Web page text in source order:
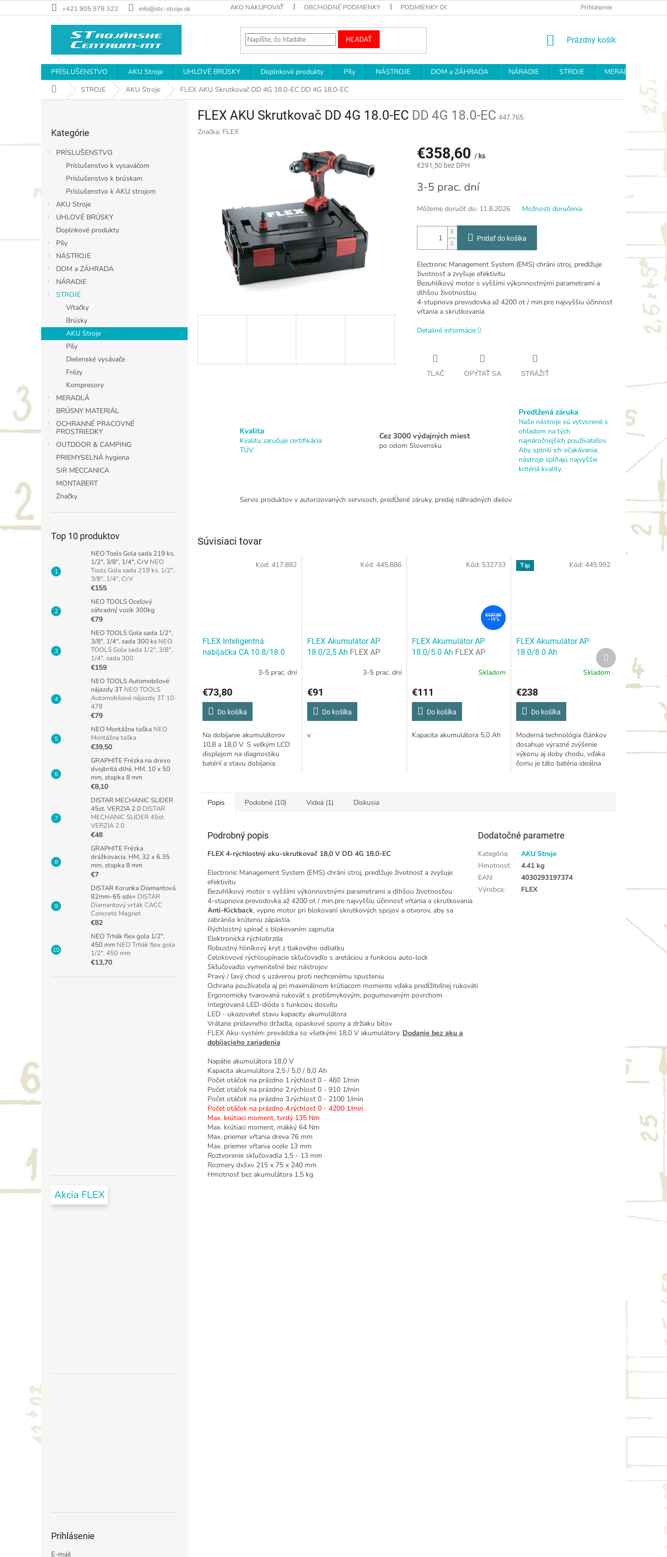
na
+421 905 978 322 info@stc-stroje.sk AKO NAKUPOVAŤ OBCHODNÉ PODMIENKY PODMIENKY OCHRANY OSOBNÝCH ÚDAJOV REKLAMAČNÝ PROTOKOL
Prihlásenie
HĽADAŤ
NÁKUPNÝ
Prázdny košík
PRÍSLUŠENSTVO AKU Stroje UHLOVÉ BRÚSKY Doplnkové produkty Píly NÁSTROJE DOM a ZÁHRADA NÁRADIE STROJE MERADLÁ
DomovSTROJE AKU Stroje FLEX AKU Skrutkovač DD 4G 18.0-EC DD 4G 18.0-EC
ý
e
kategórie
Kategórie
PRÍSLUŠENSTVO
Príslušenstvo k vysaváčom
Príslušenstvo k brúskam
Príslušenstvo k AKU strojom
AKU Stroje
UHLOVÉ BRÚSKY
Doplnkové produkty
Píly
NÁSTROJE
DOM a ZÁHRADA
NÁRADIE
STROJE
Vŕtačky
Brúsky
AKU Stroje
Píly
Dielenské vysávače
Frézy
Kompresory
MERADLÁ
BRÚSNY MATERIÁL
OCHRANNÉ PRACOVNÉ
PROSTRIEDKY
OUTDOOR & CAMPING
PRIEMYSELNÁ hygiena
SIR MECCANICA
MONTABERT
Značky
Top 10 produktov
NEO Tools Gola sada 219 ks,
1/2", 3/8", 1/4", CrV NEO
Tools Gola sada 219 ks, 1/2",
3/8", 1/4", CrV
€155
NEO TOOLS Oceľový
záhradný vozík 300kg
€79
NEO TOOLS Gola sada 1/2",
3/8", 1/4", sada 300 ks NEO
TOOLS Gola sada 1/2", 3/8",
1/4", sada 300
€159
NEO TOOLS Automobilové
nájazdy 3T NEO TOOLS
Automobilové nájazdy 3T 10-
478
€79
NEO Montážna taška NEO
Montážna taška
€39,50
GRAPHITE Frézka na drevo
dvojbritá dlhá, HM, 10 x 50
mm, stopka 8 mm
€8,10
DISTAR MECHANIC SLIDER
45st. VERZIA 2.0 DISTAR
MECHANIC SLIDER 45st.
VERZIA 2.0
€48
GRAPHITE Frézka
drážkovacia, HM, 32 x 6.35
mm, stopka 8 mm
€7
DISTAR Korunka Diamantová
82mm-65 sds+ DISTAR
Diamantový vrták CACC
Concrete Magnet
€82
NEO Trhák flex gola 1/2",
450 mm NEO Trhák flex gola
1/2", 450 mm
€13,70
Akcia FLEX
Prihlásenie
E-mail
FLEX AKU Skrutkovač DD 4G 18.0-EC DD 4G 18.0-EC 447.765
Značka: FLEX
€358,60 / ks
€291,50 bez DPH
cena:
3-5 prac. dní
Môžeme doručiť do: 11.8.2026 Možnosti doručenia
Pridať do košíka
Electronic Management System (EMS) chráni stroj, predlžuje
životnosť a zvyšuje efektivitu
Bezuhlíkový motor s vyššími výkonnostnými parametrami a
dlhšou životnosťou
4-stupnova prevodovka až 4200 ot / min.pre najvyššiu účinnosť
vŕtania a skrutkovania
Detailné informácie
TLAČ OPÝTAŤ SA STRÁŽIŤ
Kvalita
Kvalitu zaručuje certifikácia
TÜV
Cez 3000 výdajných miest
po celom Slovensku
Predlžená záruka
Naše nástroje sú vytvorené s
ohľadom na tých
najnáročnejších používateľov.
Aby splnili ich očakávania,
nástroje spĺňajú najvyššie
kritériá kvality.
Servis produktov v autorizovaných servisoch, predĺžené záruky, predaj náhradných dielov.
Súvisiaci tovar
FLEX Inteligentná
nabíjačka CA 10.8/18.0
3-5 prac. dní
€73,80
Do košíka
Na dobíjanie akumulátorov
10,8 a 18,0 V. S veľkým LCD
displejom na diagnostiku
batérií a stavu dobíjania.
Kód: 417.882
FLEX Akumulátor AP
18.0/2,5 Ah FLEX AP
3-5 prac. dní
€91
Do košíka
v
Kód: 445.886
€137,50
–19 %
FLEX Akumulátor AP
18.0/5.0 Ah FLEX AP
Skladom
€111
Do košíka
Kapacita akumulátora 5,0 Ah
Kód: 532733 Tip
FLEX Akumulátor AP
18.0/8.0 Ah
Skladom
€238
Do košíka
Moderná technológia článkov
dosahuje výrazné zvýšenie
výkonu aj doby chodu, vďaka
čomu je táto batéria ideálna
Kód: 445.992
Ďalší
produkt
Popis Podobné (10) Videá (1) Diskusia
Podrobný popis
FLEX 4-rýchlostný aku-skrutkovač 18,0 V DD 4G 18.0-EC
Electronic Management System (EMS) chráni stroj, predlžuje životnosť a zvyšuje
efektivitu
Bezuhlíkový motor s vyššími výkonnostnými parametrami a dlhšou životnosťou
4-stupnova prevodovka až 4200 ot / min.pre najvyššiu účinnosť vŕtania a skrutkovania
Anti-Kickback, vypne motor pri blokovaní skrutkových spojov a otvorov, aby sa
zabránilo krúteniu zápästia.
Rýchlostný spínač s blokovaním zapnutia
Elektronická rýchlobrzda
Robustný hliníkový kryt z tlakového odliatku
Celokovové rýchloupínacie skľučovadlo s aretáciou a funkciou auto-lock
Skľučovadlo vymeniteľné bez nástrojov
Pravý / ľavý chod s uzáverou proti nechcenému spusteniu
Ochrana používateľa aj pri maximálnom krútiacom momente vďaka predĺžiteľnej rukoväti
Ergonomicky tvarovaná rukoväť s protišmykovým, pogumovaným povrchom
Integrovaná LED-dióda s funkciou dosvitu
LED - ukazovateľ stavu kapacity akumulátora
Vrátane prídavného držadla, opaskové spony a držiaku bitov
FLEX Aku-systém: prevádzka so všetkými 18,0 V akumulátory. Dodanie bez aku a
dobíjacieho zariadenia
Napätie akumulátora 18,0 V
Kapacita akumulátora 2,5 / 5,0 / 8,0 Ah
Počet otáčok na prázdno 1.rýchlosť 0 - 460 1/min
Počet otáčok na prázdno 2.rýchlosť 0 - 910 1/min
Počet otáčok na prázdno 3.rýchlosť 0 - 2100 1/min
Počet otáčok na prázdno 4.rýchlosť 0 - 4200 1/min
Max. krútiaci moment, tvrdý 135 Nm
Max. krútiaci moment, mäkký 64 Nm
Max. priemer vŕtania dreva 76 mm
Max. priemer vŕtania ocele 13 mm
Roztvorenie skľučovadla 1,5 - 13 mm
Rozmery dxšxv 215 x 75 x 240 mm
Hmotnosť bez akumulátora 1,5 kg
Dodatočné parametre
Kategória:
AKU Stroje
Hmotnosť:
4.41 kg
EAN:
4030293197374
Výrobca: FLEX